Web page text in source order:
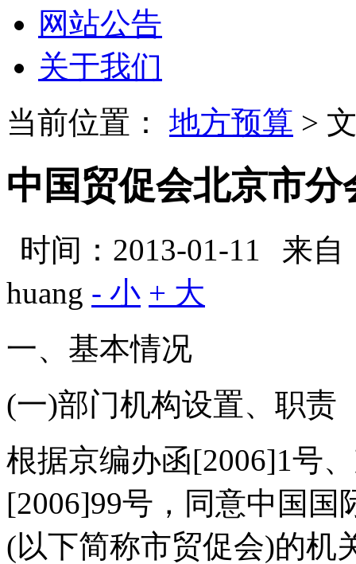
网站公告
关于我们
当前位置： 地方预算 >
中国贸促会北京市分
时间：2013-01-11
来自
huang - 小 + 大
一、基本情况
(一)部门机构设置、职责
根据京编办函[2006]1号
[2006]99号，同意中国
(以下简称市贸促会)的机